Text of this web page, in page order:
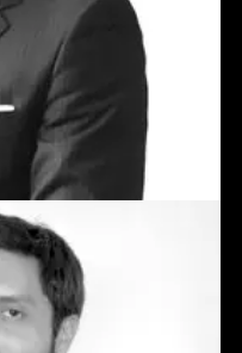
para la
su patrimonio en
seguridad jurídica y